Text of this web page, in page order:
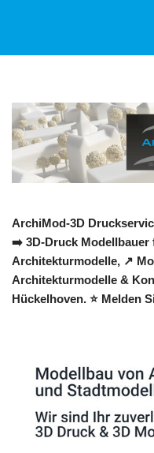
ArchiMod-3D
➡️ 3D-Druck Modellbauer
Architekturmodelle, ↗️
Architekturmodelle &
Hückelhoven. ⭐ Melden